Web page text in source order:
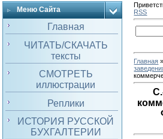
Меню Сайта
Главная
ЧИТАТЬ/СКАЧАТЬ
тексты
СМОТРЕТЬ
иллюстрации
Реплики
ИСТОРИЯ РУССКОЙ
БУХГАЛТЕРИИ
RSS
Главная »